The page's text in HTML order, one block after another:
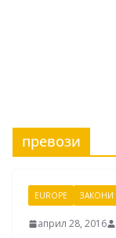
превози
EUROPE ЗАКОНИ
април 28, 2016